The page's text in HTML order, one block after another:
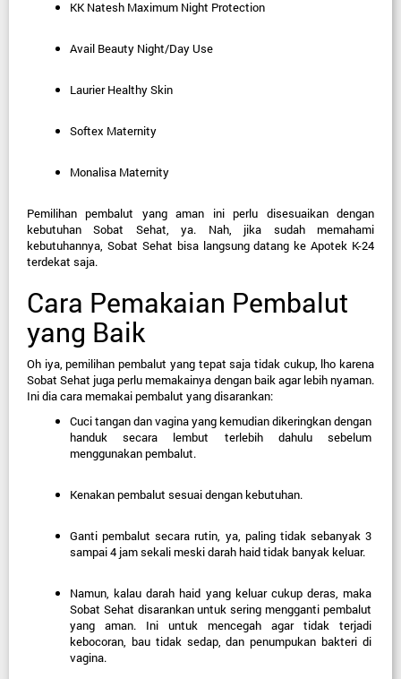
KK Natesh Maximum Night Protection
Avail Beauty Night/Day Use
Laurier Healthy Skin
Softex Maternity
Monalisa Maternity
Pemilihan pembalut yang aman ini perlu disesuaikan dengan
kebutuhan Sobat Sehat, ya. Nah, jika sudah memahami
kebutuhannya, Sobat Sehat bisa langsung datang ke Apotek K-24
terdekat saja.
Cara Pemakaian Pembalut
yang Baik
Oh iya, pemilihan pembalut yang tepat saja tidak cukup, lho karena
Sobat Sehat juga perlu memakainya dengan baik agar lebih nyaman.
Ini dia cara memakai pembalut yang disarankan:
Cuci tangan dan vagina yang kemudian dikeringkan dengan
handuk secara lembut terlebih dahulu sebelum
menggunakan pembalut.
Kenakan pembalut sesuai dengan kebutuhan.
Ganti pembalut secara rutin, ya, paling tidak sebanyak 3
sampai 4 jam sekali meski darah haid tidak banyak keluar.
Namun, kalau darah haid yang keluar cukup deras, maka
Sobat Sehat disarankan untuk sering mengganti pembalut
yang aman. Ini untuk mencegah agar tidak terjadi
kebocoran, bau tidak sedap, dan penumpukan bakteri di
vagina.